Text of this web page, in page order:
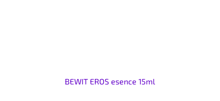
BEWIT EROS esence 15ml